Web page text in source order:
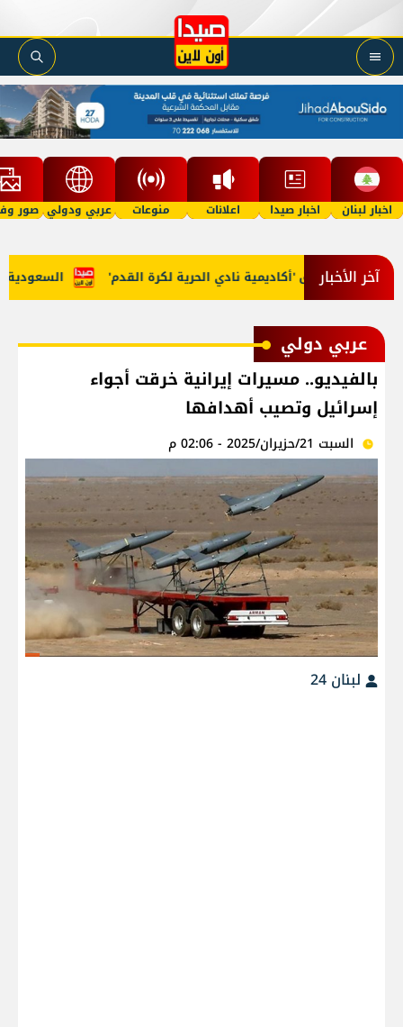
اخبار لبنان اخبار صيدا اعلانات منوعات عربي ودولي صور
آخر الأخبار السعودية مرجان يطلق 'أكاديمية نادي الحرية لكرة القدم'
عربي دولي
بالفيديو.. مسيرات إيرانية خرقت أجواء
إسرائيل وتصيب أهدافها
السبت 21/حزيران/2025 - 02:06 م
لبنان 24